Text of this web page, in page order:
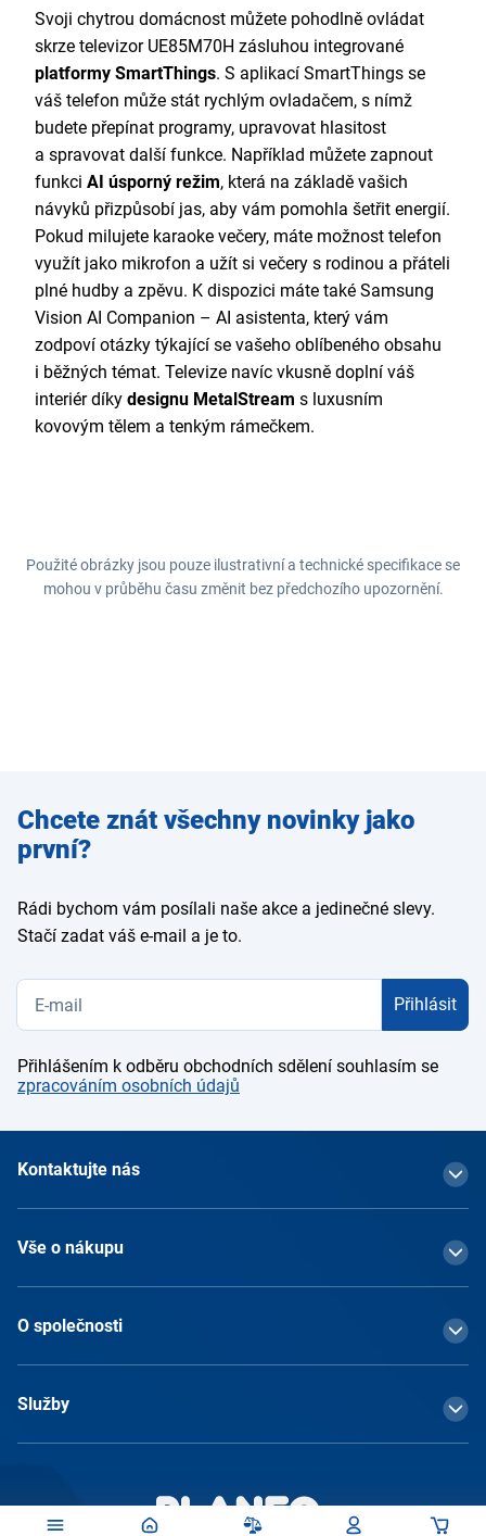
Svoji chytrou domácnost můžete pohodlně ovládat
skrze televizor UE85M70H zásluhou integrované
platformy SmartThings. S aplikací SmartThings se
váš telefon může stát rychlým ovladačem, s nímž
budete přepínat programy, upravovat hlasitost
a spravovat další funkce. Například můžete zapnout
funkci AI úsporný režim, která na základě vašich
návyků přizpůsobí jas, aby vám pomohla šetřit energií.
Pokud milujete karaoke večery, máte možnost telefon
využít jako mikrofon a užít si večery s rodinou a přáteli
plné hudby a zpěvu. K dispozici máte také Samsung
Vision AI Companion – AI asistenta, který vám
zodpoví otázky týkající se vašeho oblíbeného obsahu
i běžných témat. Televize navíc vkusně doplní váš
interiér díky designu MetalStream s luxusním
kovovým tělem a tenkým rámečkem.
Použité obrázky jsou pouze ilustrativní a technické specifikace se
mohou v průběhu času změnit bez předchozího upozornění.
Zadejte
e-mail
Chcete znát všechny novinky jako
první?
Rádi bychom vám posílali naše akce a jedinečné slevy.
Stačí zadat váš e-mail a je to.
Přihlásit
Přihlášením k odběru obchodních sdělení souhlasím se
zpracováním osobních údajů
Kontaktujte nás
Vše o nákupu
O společnosti
Služby